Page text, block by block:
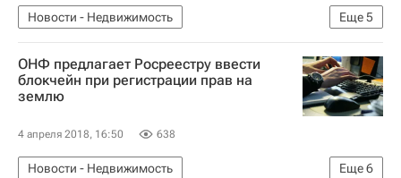
Еще5
Новости - Недвижимость
Строительство метро в Москве
Москва
Метро
Инфраструктура Россия
ОНФ предлагает Росреестру ввести
блокчейн при регистрации прав на
землю
4 апреля 2018, 16:50 638
Еще6
Новости - Недвижимость